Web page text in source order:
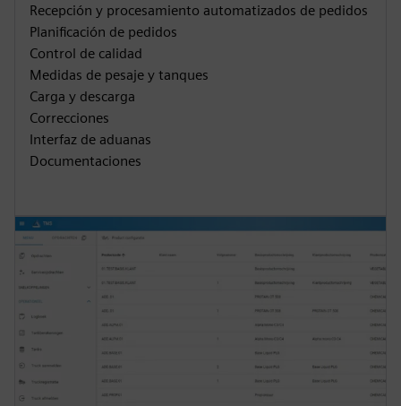
Recepción y procesamiento automatizados de pedidos
Planificación de pedidos
Control de calidad
Medidas de pesaje y tanques
Carga y descarga
Correcciones
Interfaz de aduanas
Documentaciones